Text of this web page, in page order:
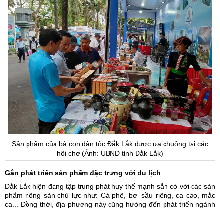
Sản phẩm của bà con dân tộc Đắk Lắk được ưa chuộng tại các
hội chợ (Ảnh: UBND tỉnh Đắk Lắk)
Gắn phát triển sản phẩm đặc trưng với du lịch
Đắk Lắk hiện đang tập trung phát huy thế mạnh sẵn có với các sản
phẩm nông sản chủ lực như: Cà phê, bơ, sầu riêng, ca cao, mắc
ca... Đồng thời, địa phương này cũng hướng đến phát triển ngành